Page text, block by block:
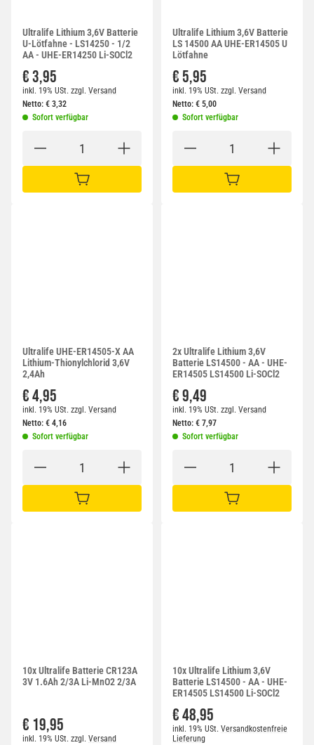
Ultralife Lithium 3,6V Batterie
U-Lötfahne - LS14250 - 1/2
AA - UHE-ER14250 Li-SOCl2
€ 3,95
inkl. 19% USt. zzgl. Versand
Netto: € 3,32
Sofort verfügbar
IN DEN WARENKORB
Ultralife Lithium 3,6V Batterie
LS 14500 AA UHE-ER14505 U
Lötfahne
€ 5,95
inkl. 19% USt. zzgl. Versand
Netto: € 5,00
Sofort verfügbar
IN DEN WARENKORB
Ultralife UHE-ER14505-X AA
Lithium-Thionylchlorid 3,6V
2,4Ah
€ 4,95
inkl. 19% USt. zzgl. Versand
Netto: € 4,16
Sofort verfügbar
IN DEN WARENKORB
2x Ultralife Lithium 3,6V
Batterie LS14500 - AA - UHE-
ER14505 LS14500 Li-SOCl2
€ 9,49
inkl. 19% USt. zzgl. Versand
Netto: € 7,97
Sofort verfügbar
IN DEN WARENKORB
10x Ultralife Batterie CR123A
3V 1.6Ah 2/3A Li-MnO2 2/3A
€ 19,95
inkl. 19% USt. zzgl. Versand
10x Ultralife Lithium 3,6V
Batterie LS14500 - AA - UHE-
ER14505 LS14500 Li-SOCl2
€ 48,95
inkl. 19% USt. Versandkostenfreie
Lieferung